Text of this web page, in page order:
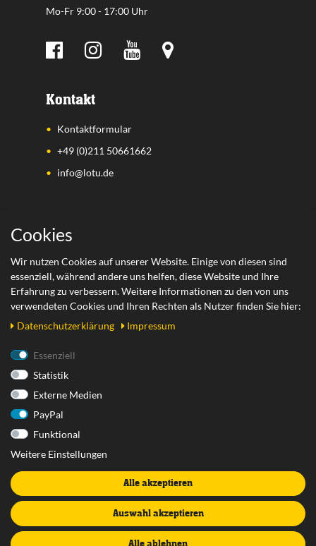
Mo-Fr 9:00 - 17:00 Uhr
Kontakt
Kontaktformular
+49 (0)211 50661662
info@lotu.de
Wichtige Links
Versand
Retoure
Rechtliches
AGB
Widerrufsformular
Batterieentsorgung
Cookies
Wir nutzen Cookies auf unserer Website. Einige von diesen sind
essenziell, während andere uns helfen, diese Website und Ihre
Erfahrung zu verbessern. Weitere Informationen zu den von uns
verwendeten Cookies und Ihren Rechten als Nutzer finden Sie hier:
Daten­schutz­erklärung
Impressum
Essenziell
Statistik
Externe Medien
PayPal
Funktional
Weitere Einstellungen
Alle akzeptieren
Auswahl akzeptieren
Alle ablehnen